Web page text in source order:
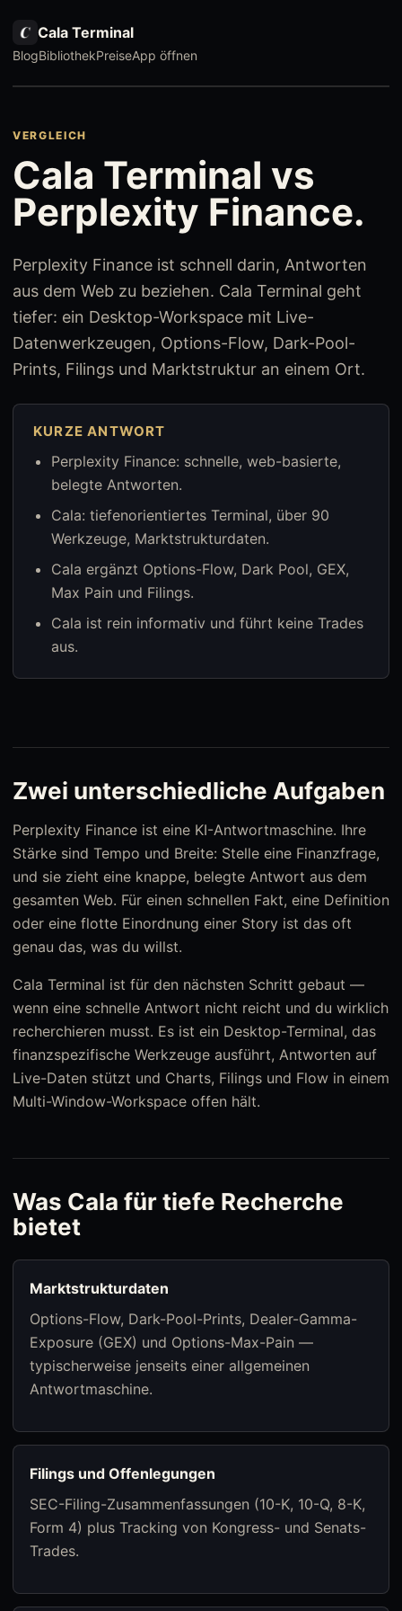
Cala Terminal
BlogBibliothekPreiseApp öffnen
VERGLEICH
Cala Terminal vs
Perplexity Finance.
Perplexity Finance ist schnell darin, Antworten
aus dem Web zu beziehen. Cala Terminal geht
tiefer: ein Desktop-Workspace mit Live-
Datenwerkzeugen, Options-Flow, Dark-Pool-
Prints, Filings und Marktstruktur an einem Ort.
KURZE ANTWORT
Perplexity Finance: schnelle, web-basierte,
belegte Antworten.
Cala: tiefenorientiertes Terminal, über 90
Werkzeuge, Marktstrukturdaten.
Cala ergänzt Options-Flow, Dark Pool, GEX,
Max Pain und Filings.
Cala ist rein informativ und führt keine Trades
aus.
Zwei unterschiedliche Aufgaben
Perplexity Finance ist eine KI-Antwortmaschine. Ihre
Stärke sind Tempo und Breite: Stelle eine Finanzfrage,
und sie zieht eine knappe, belegte Antwort aus dem
gesamten Web. Für einen schnellen Fakt, eine Definition
oder eine flotte Einordnung einer Story ist das oft
genau das, was du willst.
Cala Terminal ist für den nächsten Schritt gebaut —
wenn eine schnelle Antwort nicht reicht und du wirklich
recherchieren musst. Es ist ein Desktop-Terminal, das
finanzspezifische Werkzeuge ausführt, Antworten auf
Live-Daten stützt und Charts, Filings und Flow in einem
Multi-Window-Workspace offen hält.
Was Cala für tiefe Recherche
bietet
Marktstrukturdaten
Options-Flow, Dark-Pool-Prints, Dealer-Gamma-
Exposure (GEX) und Options-Max-Pain —
typischerweise jenseits einer allgemeinen
Antwortmaschine.
Filings und Offenlegungen
SEC-Filing-Zusammenfassungen (10-K, 10-Q, 8-K,
Form 4) plus Tracking von Kongress- und Senats-
Trades.